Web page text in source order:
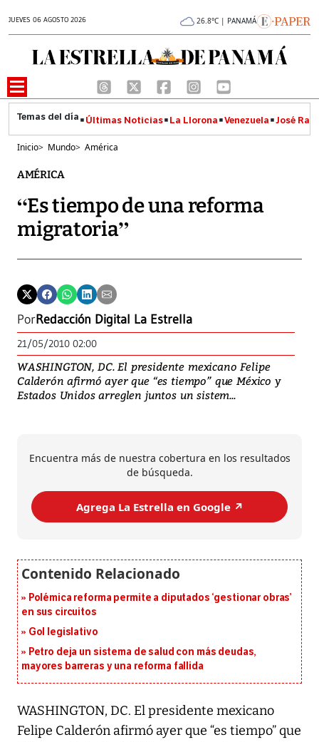
JUEVES 06 AGOSTO 2026 26.8°C | PANAMÁ
Últimas Noticias La Llorona Venezuela José
Inicio> Mundo> América
AMÉRICA
“Es tiempo de una reforma
migratoria”
PorRedacción Digital La Estrella
21/05/2010 02:00
WASHINGTON, DC. El presidente mexicano Felipe
Calderón afirmó ayer que “es tiempo” que México y
Estados Unidos arreglen juntos un sistem...
Encuentra más de nuestra cobertura en los resultados
de búsqueda.
Agrega La Estrella en Google ↗️
Polémica reforma permite a diputados ‘gestionar obras’
en sus circuitos
Gol legislativo
Petro deja un sistema de salud con más deudas,
mayores barreras y una reforma fallida
WASHINGTON, DC. El presidente mexicano
Felipe Calderón afirmó ayer que “es tiempo” que